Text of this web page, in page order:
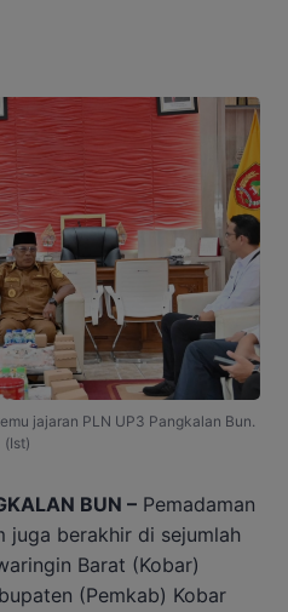
jajaran PLN UP3 Pangkalan Bun.
(Ist)
BUN – Pemadaman
berakhir di sejumlah
Barat (Kobar)
(Pemkab) Kobar